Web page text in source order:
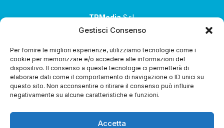
Gestisci Consenso
Per fornire le migliori esperienze, utilizziamo tecnologie come i
cookie per memorizzare e/o accedere alle informazioni del
dispositivo. Il consenso a queste tecnologie ci permetterà di
elaborare dati come il comportamento di navigazione o ID unici su
questo sito. Non acconsentire o ritirare il consenso può influire
negativamente su alcune caratteristiche e funzioni.
Accetta
TRMediaS.r.l.
Società a socio unico
Società sottoposta ad attività di direzione e
coordinamento da parte di Coop Alleanza 3.0 Soc. Coop.
Sede legale: via Ragazzi del ’99 nr. 51 42124 Reggio Emilia
(RE)
Capitale sociale € 1.040.000 i.v.